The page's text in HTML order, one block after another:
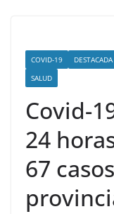
COVID-19 DESTACADA
SALUD
Covid-
24
67